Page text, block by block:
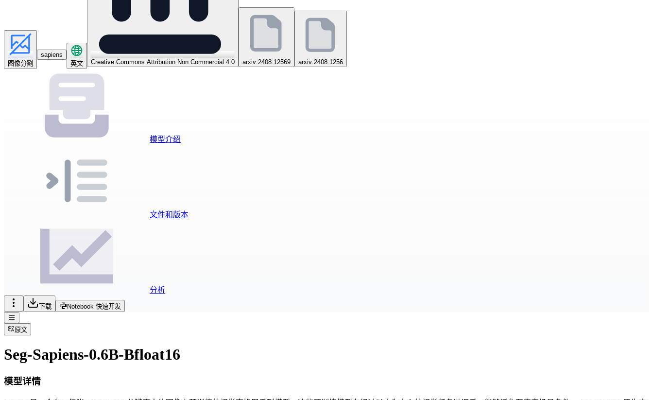
图像分割
sapiens
英文
Creative Commons Attribution Non Commercial 4.0 arxiv:2408.12569 arxiv:2408.1256
模型介绍
文件和版本
分析
下载 Notebook 快速开发
原文
Seg-Sapiens-0.6B-Bfloat16
模型详情